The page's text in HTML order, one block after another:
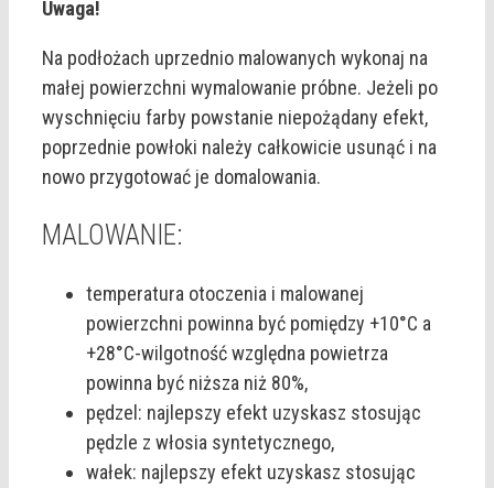
Uwaga!
Na podłożach uprzednio malowanych wykonaj na
małej powierzchni wymalowanie próbne. Jeżeli po
wyschnięciu farby powstanie niepożądany efekt,
poprzednie powłoki należy całkowicie usunąć i na
nowo przygotować je domalowania.
MALOWANIE:
temperatura otoczenia i malowanej
powierzchni powinna być pomiędzy +10°C a
+28°C-wilgotność względna powietrza
powinna być niższa niż 80%,
pędzel: najlepszy efekt uzyskasz stosując
pędzle z włosia syntetycznego,
wałek: najlepszy efekt uzyskasz stosując